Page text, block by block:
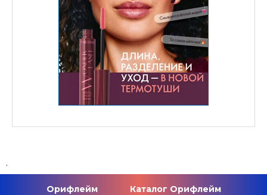
.
Орифлейм
Каталог Орифлейм